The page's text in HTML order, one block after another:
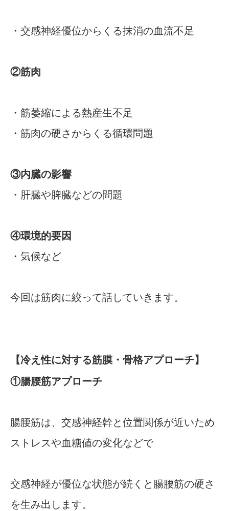
・交感神経優位からくる抹消の血流不足
②筋肉
・筋萎縮による熱産生不足
・筋肉の硬さからくる循環問題
③内臓の影響
・肝臓や脾臓などの問題
④環境的要因
・気候など
今回は筋肉に絞って話していきます。
【冷え性に対する筋膜・骨格アプローチ】
①腸腰筋アプローチ
腸腰筋は、交感神経幹と位置関係が近いため
ストレスや血糖値の変化などで
交感神経が優位な状態が続くと腸腰筋の硬さ
を生み出します。